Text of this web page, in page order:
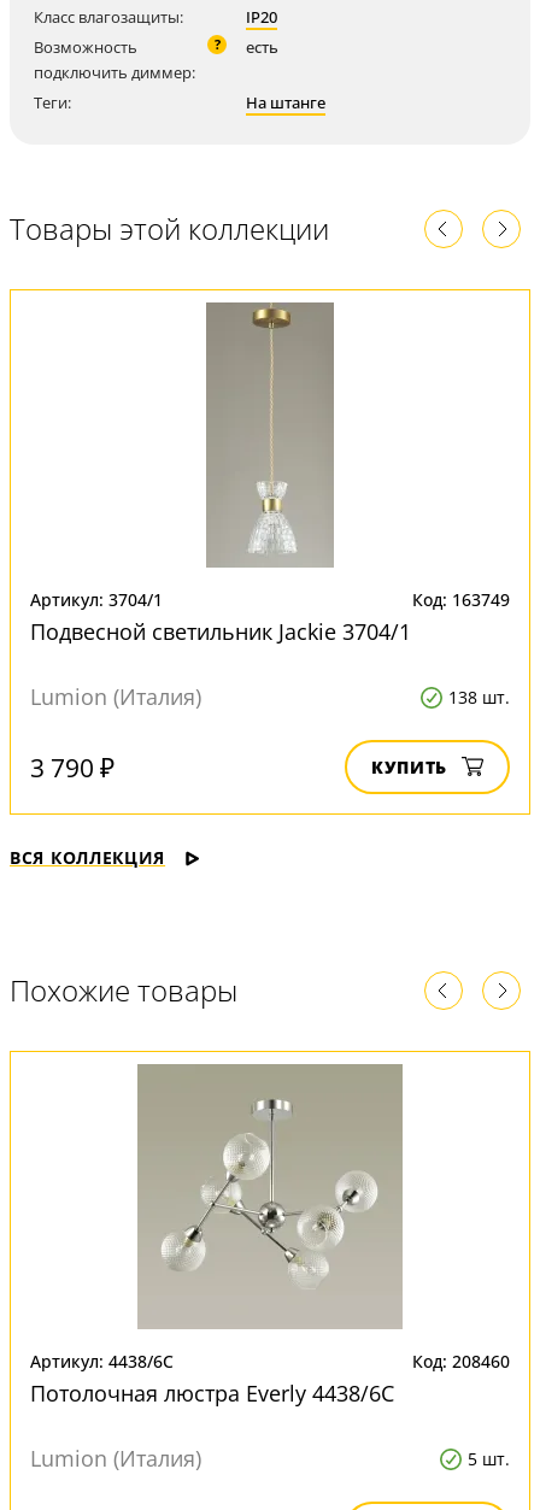
Класс влагозащиты:
IP20
Возможность
подключить диммер:
? есть
Теги: На штанге
Товары этой коллекции
Артикул: 3704/1 Код: 163749
Подвесной светильник Jackie 3704/1
Lumion (Италия) 138 шт.
3 790 ₽ КУПИТЬ
ВСЯ КОЛЛЕКЦИЯ
Похожие товары
Артикул: 4438/6C Код: 208460
Потолочная люстра Everly 4438/6C
Lumion (Италия) 5 шт.